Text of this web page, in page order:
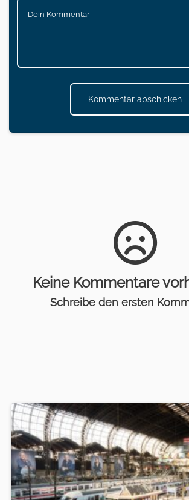
Kommentar abschicken
Keine Kommentare
Schreibe den ersten